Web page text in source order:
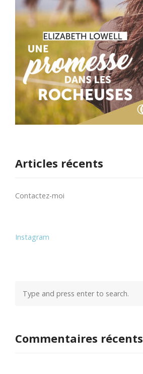
Articles récents
Contactez-moi
Instagram
Commentaires récents